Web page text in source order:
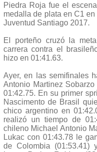
Piedra Roja fue el
medalla de plata en C1
Juventud Santiago 2017.
El porteño cruzó la
carrera contra el
hizo en 01:41.63.
Ayer, en las semifinales
Antonio Martinez
01:42.75. En su primer
Nascimento de Brasil
chico argentino en
realizó un tiempo de
chileno Michael Antonio
Lukac con 01:43.78 le
de Colombia (01:53.41)